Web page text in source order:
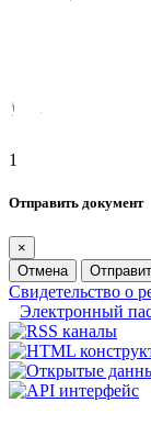
1
Отправить документ
×
Отмена
Свидетельство
Электронный